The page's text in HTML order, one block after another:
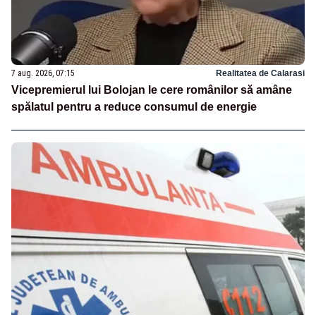
7 aug. 2026, 07:15 Realitatea de Calarasi
Vicepremierul lui Bolojan le cere românilor să amâne
spălatul pentru a reduce consumul de energie